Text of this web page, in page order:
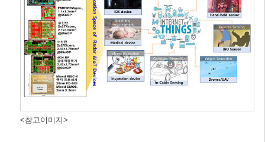
<참고이미지>